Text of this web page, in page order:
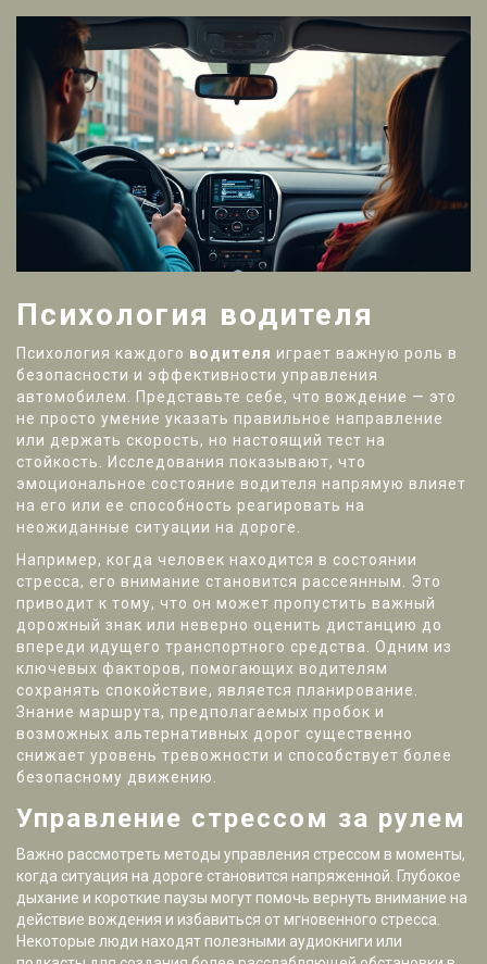
Психология водителя
Психология каждого водителя играет важную роль в
безопасности и эффективности управления
автомобилем. Представьте себе, что вождение — это
не просто умение указать правильное направление
или держать скорость, но настоящий тест на
стойкость. Исследования показывают, что
эмоциональное состояние водителя напрямую влияет
на его или ее способность реагировать на
неожиданные ситуации на дороге.
Например, когда человек находится в состоянии
стресса, его внимание становится рассеянным. Это
приводит к тому, что он может пропустить важный
дорожный знак или неверно оценить дистанцию до
впереди идущего транспортного средства. Одним из
ключевых факторов, помогающих водителям
сохранять спокойствие, является планирование.
Знание маршрута, предполагаемых пробок и
возможных альтернативных дорог существенно
снижает уровень тревожности и способствует более
безопасному движению.
Управление стрессом за рулем
Важно рассмотреть методы управления стрессом в моменты,
когда ситуация на дороге становится напряженной. Глубокое
дыхание и короткие паузы могут помочь вернуть внимание на
действие вождения и избавиться от мгновенного стресса.
Некоторые люди находят полезными аудиокниги или